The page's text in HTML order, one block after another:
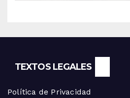
TEXTOS LEGALES
Política de Privacidad